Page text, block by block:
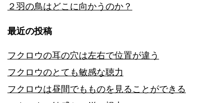
２羽の鳥はどこに向かうのか？
最近の投稿
フクロウの耳の穴は左右で位置が違う
フクロウのとても敏感な聴力
フクロウは昼間でもものを見ることができる